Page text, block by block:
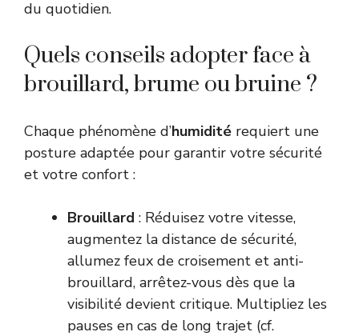
du quotidien.
Quels conseils adopter face à
brouillard, brume ou bruine ?
Chaque phénomène d’humidité requiert une
posture adaptée pour garantir votre sécurité
et votre confort :
Brouillard : Réduisez votre vitesse,
augmentez la distance de sécurité,
allumez feux de croisement et anti-
brouillard, arrêtez-vous dès que la
visibilité devient critique. Multipliez les
pauses en cas de long trajet (cf.